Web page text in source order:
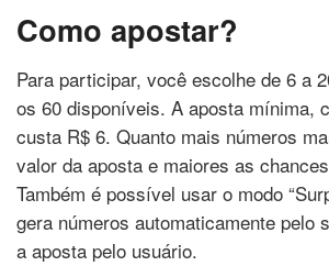
Como apostar?
Para participar, você escolhe de 6 a
os 60 disponíveis. A aposta mínima,
custa R$ 6. Quanto mais números
valor da aposta e maiores as
Também é possível usar o modo
gera números automaticamente pelo
a aposta pelo usuário.